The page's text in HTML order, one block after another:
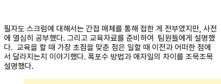
필자도 스크럼에 대해서는 간접 매체를 통해 접한 게 전부였지만, 사전
에 열심히 공부했다. 그리고 교육자료를 준비하여 팀원들에게 설명했
다. 교육을 할 때 가장 초점을 맞춘 점은 일할 때 이전과 어떠한 점에
서 달라지는지 이야기했다. 폭포수 방법과 애자일의 차이를 조목조목
설명했다.